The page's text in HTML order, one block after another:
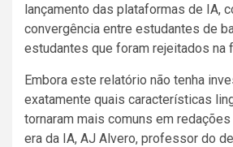
lançamento das plataformas de IA,
convergência entre estudantes de
estudantes que foram rejeitados na
Embora este relatório não tenha
exatamente quais características
tornaram mais comuns em
era da IA, AJ Alvero, professor do